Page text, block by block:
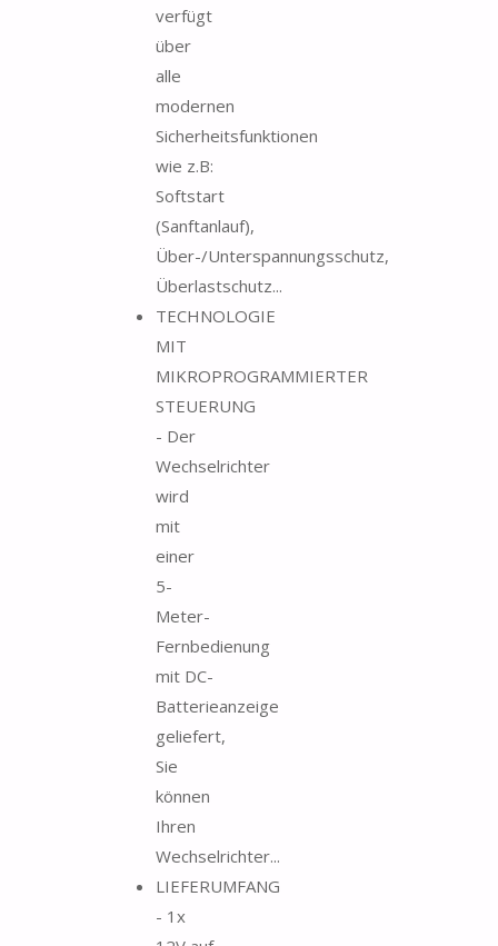
verfügt
über
alle
modernen
Sicherheitsfunktionen
wie z.B:
Softstart
(Sanftanlauf),
Über-/Unterspannungsschutz,
Überlastschutz...
TECHNOLOGIE
MIT
MIKROPROGRAMMIERTER
STEUERUNG
- Der
Wechselrichter
wird
mit
einer
5-
Meter-
Fernbedienung
mit DC-
Batterieanzeige
geliefert,
Sie
können
Ihren
Wechselrichter...
LIEFERUMFANG
- 1x